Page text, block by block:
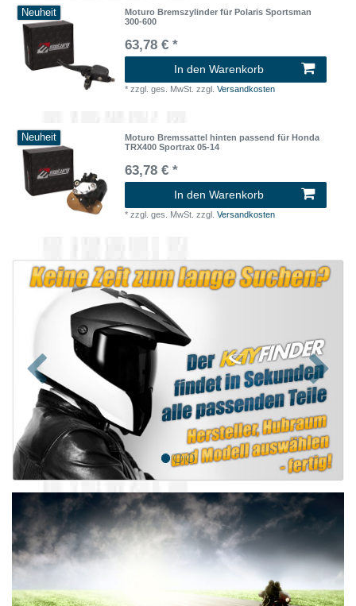
Neuheit
Moturo Bremszylinder für Polaris Sportsman
300-600
63,78 € *
In den Warenkorb
*zzgl. ges. MwSt. zzgl.Versandkosten
Neuheit
Moturo Bremssattel hinten passend für Honda
TRX400 Sportrax 05-14
63,78 € *
In den Warenkorb
*zzgl. ges. MwSt. zzgl.Versandkosten
Zurück